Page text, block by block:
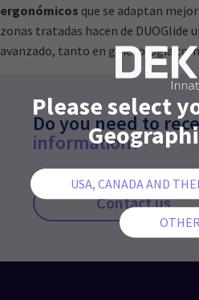
ergonómicos que se adaptan
zonas tratadas hacen de DUOGlide
avanzado, tanto en ginecología
Do you need to
information?
Contact us
Please select